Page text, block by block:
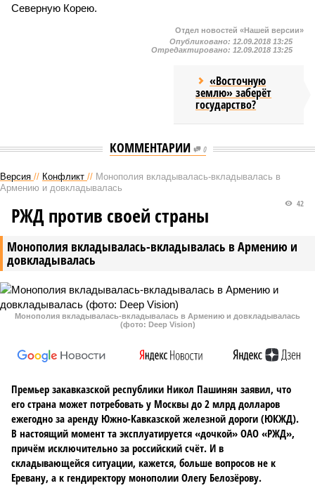
Северную Корею.
Отдел новостей «Нашей версии»
Опубликовано: 12.09.2018 13:25
Отредактировано: 12.09.2018 13:25
«Восточную
землю» заберёт
государство?
КОММЕНТАРИИ 0
Версия // Конфликт // Монополия вкладывалась-вкладывалась в
Армению и довкладывалась
Монополия вкладывалась-вкладывалась в Армению и
довкладывалась
42
РЖД против своей страны
Монополия вкладывалась-вкладывалась в Армению и довкладывалась
(фото: Deep Vision)
Премьер закавказской республики Никол Пашинян заявил, что
его страна может потребовать у Москвы до 2 млрд долларов
ежегодно за аренду Южно-Кавказской железной дороги (ЮКЖД).
В настоящий момент та эксплуатируется «дочкой» ОАО «РЖД»,
причём исключительно за российский счёт. И в
складывающейся ситуации, кажется, больше вопросов не к
Еревану, а к гендиректору монополии Олегу Белозёрову.